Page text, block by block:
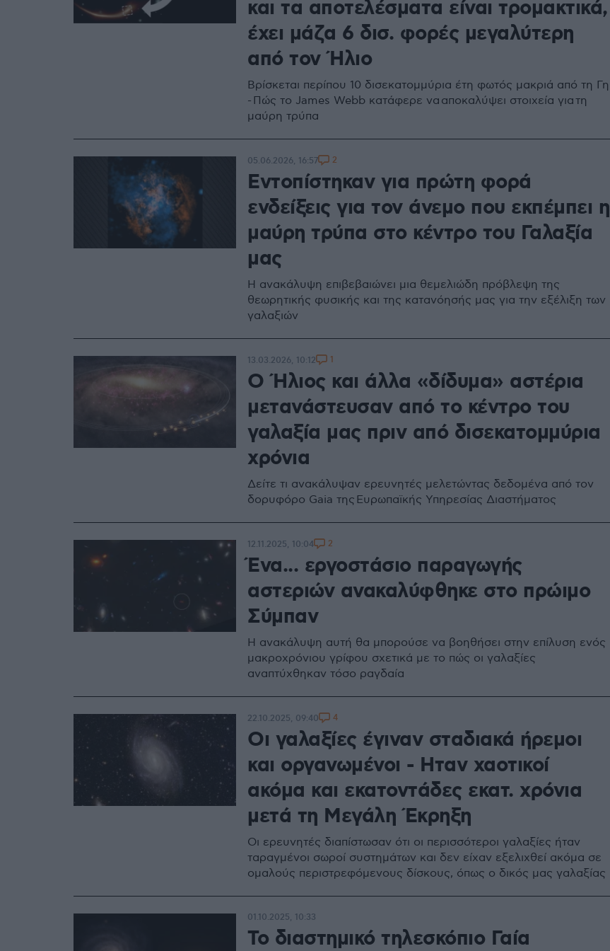
και τα αποτελέσματα είναι τρομακτικά,
έχει μάζα 6 δισ. φορές μεγαλύτερη
από τον Ήλιο
Βρίσκεται περίπου 10 δισεκατομμύρια έτη φωτός μακριά από τη Γη
- Πώς το James Webb κατάφερε να αποκαλύψει στοιχεία για τη
μαύρη τρύπα
Εντοπίστηκαν για πρώτη φορά
ενδείξεις για τον άνεμο που εκπέμπει η
μαύρη τρύπα στο κέντρο του Γαλαξία
μας
Η ανακάλυψη επιβεβαιώνει μια θεμελιώδη πρόβλεψη της
θεωρητικής φυσικής και της κατανόησής μας για την εξέλιξη των
γαλαξιών
05.06.2026, 16:57 2
Ο Ήλιος και άλλα «δίδυμα» αστέρια
μετανάστευσαν από το κέντρο του
γαλαξία μας πριν από δισεκατομμύρια
χρόνια
Δείτε τι ανακάλυψαν ερευνητές μελετώντας δεδομένα από τον
δορυφόρο Gaia της Ευρωπαϊκής Υπηρεσίας Διαστήματος
13.03.2026, 10:12 1
Ένα... εργοστάσιο παραγωγής
αστεριών ανακαλύφθηκε στο πρώιμο
Σύμπαν
Η ανακάλυψη αυτή θα μπορούσε να βοηθήσει στην επίλυση ενός
μακροχρόνιου γρίφου σχετικά με το πώς οι γαλαξίες
αναπτύχθηκαν τόσο ραγδαία
12.11.2025, 10:04 2
Οι γαλαξίες έγιναν σταδιακά ήρεμοι
και οργανωμένοι - Ηταν χαοτικοί
ακόμα και εκατοντάδες εκατ. χρόνια
μετά τη Μεγάλη Έκρηξη
Oι ερευνητές διαπίστωσαν ότι οι περισσότεροι γαλαξίες ήταν
ταραγμένοι σωροί συστημάτων και δεν είχαν εξελιχθεί ακόμα σε
ομαλούς περιστρεφόμενους δίσκους, όπως ο δικός μας γαλαξίας
22.10.2025, 09:40 4
Το διαστημικό τηλεσκόπιο Γαία
01.10.2025, 10:33